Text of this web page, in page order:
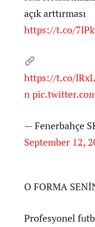
açık arttırması
https://t.co/
https://t.co/
n
— Fenerbahçe
September 12,
O FORMA
Profesyonel